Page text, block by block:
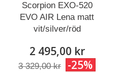
Scorpion EXO-520
EVO AIR Lena matt
vit/silver/röd
2 495,00 kr
3 329,00 kr -25%